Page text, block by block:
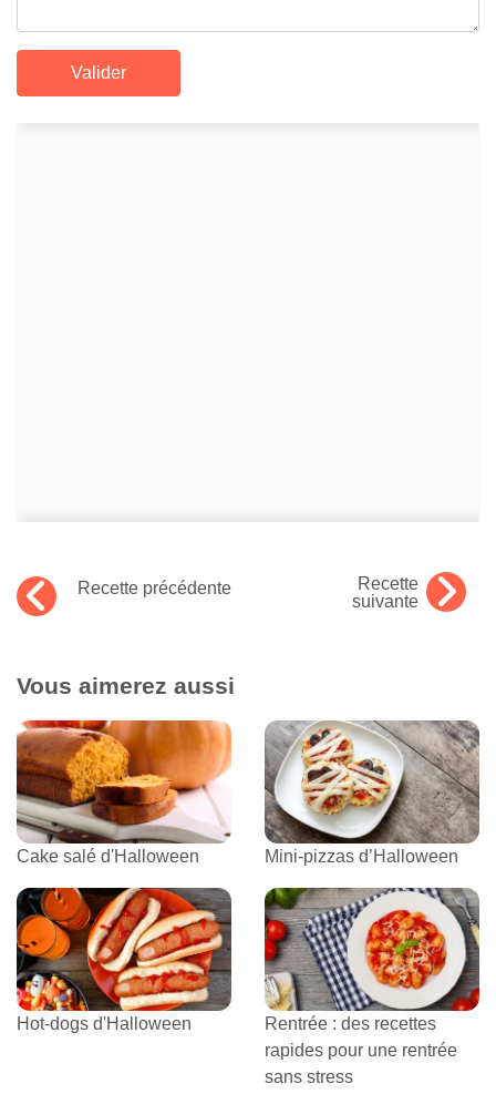
Recette précédente
Recette
suivante
Vous aimerez aussi
Cake salé d'Halloween Mini-pizzas d’Halloween
Hot-dogs d'Halloween
Rentrée : des recettes
rapides pour une rentrée
sans stress